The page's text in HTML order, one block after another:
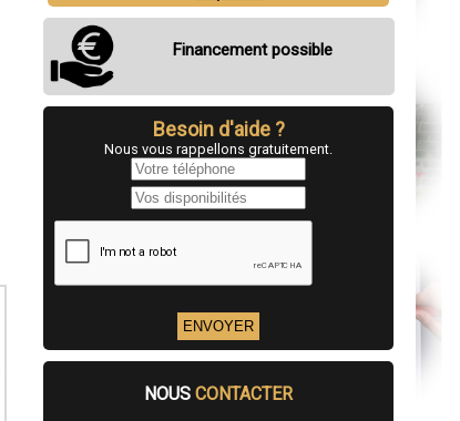
Financement possible
Besoin d'aide ?
Nous vous rappellons gratuitement.
NOUS CONTACTER